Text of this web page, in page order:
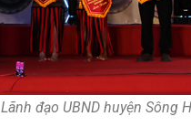
Lãnh đạo UBND huyện Sông